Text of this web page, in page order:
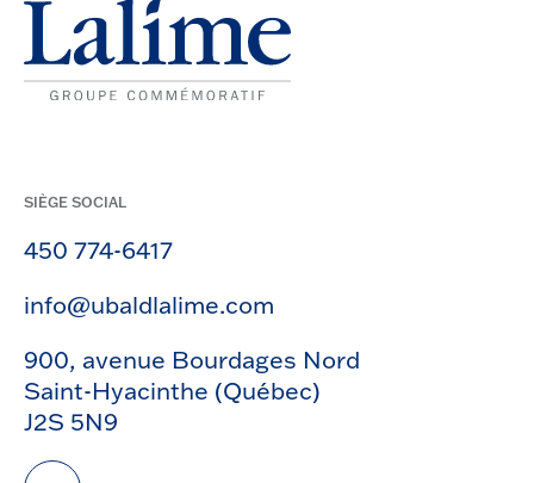
SIÈGE SOCIAL
450 774-6417
info@ubaldlalime.com
900, avenue Bourdages Nord
Saint-Hyacinthe (Québec)
J2S 5N9